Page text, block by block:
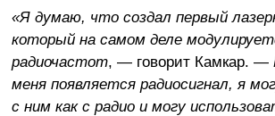
«Я думаю, что создал первый
который на самом деле
радиочастот, — говорит Камкар. —
меня появляется радиосигнал, я
с ним как с радио и могу